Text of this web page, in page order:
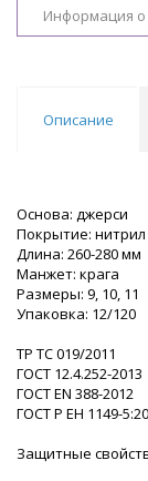
Информация о
Описание
Основа: джерси
Покрытие: нитрил
Длина: 260-280 мм
Манжет: крага
Размеры: 9, 10, 11
Упаковка: 12/120
ТР ТС 019/2011
ГОСТ 12.4.252-2013
ГОСТ EN 388-2012
ГОСТ Р ЕН 1149-
Защитные